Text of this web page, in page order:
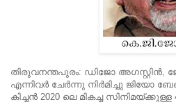
തിരുവനന്തപുരം: ഡിജോ അഗസ്റ്റിന്‍,
എന്നിവര്‍ ചേര്‍ന്നു നിര്‍മിച്ചു ജിയോ
കിച്ചന്‍ 2020 ലെ മികച്ച